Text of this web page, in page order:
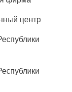
центр